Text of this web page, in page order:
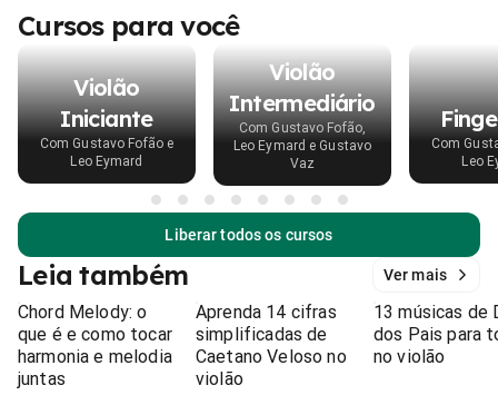
Cursos para você
Violão
Iniciante
Com Gustavo Fofão e
Leo Eymard
Violão
Intermediário
Com Gustavo Fofão,
Leo Eymard e Gustavo
Vaz
Com
Leo
Liberar todos os cursos
Leia também Ver mais
Chord Melody: o
que é e como tocar
harmonia e melodia
juntas
Aprenda 14 cifras
simplificadas de
Caetano Veloso no
violão
13 músicas de
dos Pais para
no violão